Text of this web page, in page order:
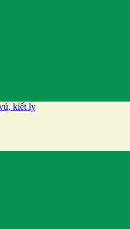
kiết lỵ